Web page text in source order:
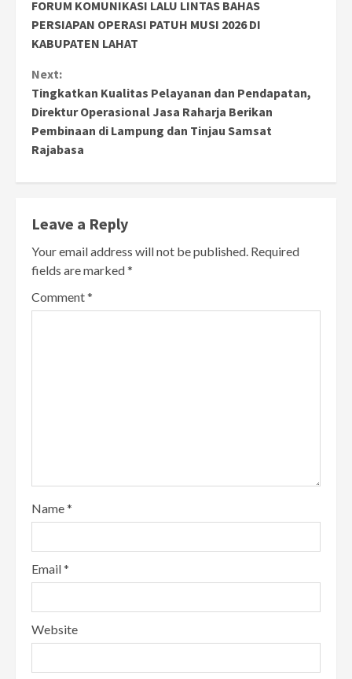
Reading
FORUM KOMUNIKASI LALU LINTAS BAHAS
PERSIAPAN OPERASI PATUH MUSI 2026 DI
KABUPATEN LAHAT
Next:
Tingkatkan Kualitas Pelayanan dan Pendapatan,
Direktur Operasional Jasa Raharja Berikan
Pembinaan di Lampung dan Tinjau Samsat
Rajabasa
Leave a Reply
Your email address will not be published. Required
fields are marked*
Comment*
Name*
Email*
Website